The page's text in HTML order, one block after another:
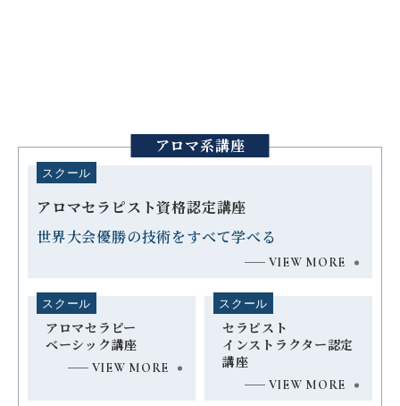
アロマ系講座
スクール
アロマセラピスト資格認定講座
世界大会優勝の技術をすべて学べる
VIEW MORE
スクール
アロマセラピー
ベーシック講座
VIEW MORE
スクール
セラピスト
インストラクター認定
講座
VIEW MORE